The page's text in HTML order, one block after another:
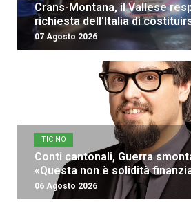
Crans-Montana, il Vallese
richiesta dell'Italia di
07 Agosto 2026
TICINO
Conti cantonali, Guerra
«Questa non è solidità
06 Agosto 2026